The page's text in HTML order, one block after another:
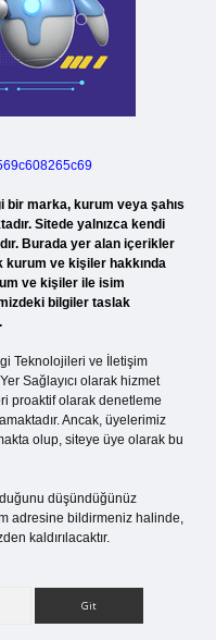
bir marka, kurum veya şahıs
Sitede yalnızca kendi
Burada yer alan içerikler
kurum ve kişiler hakkında
ve kişiler ile isim
bilgiler taslak
Teknolojileri ve İletişim
Sağlayıcı olarak hizmet
proaktif olarak denetleme
Ancak, üyelerimiz
olup, siteye üye olarak bu
düşündüğünüz
adresine bildirmeniz halinde,
kaldırılacaktır.